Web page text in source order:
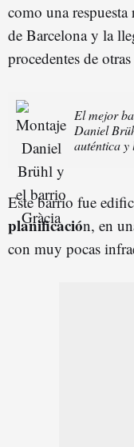
como una
de Barcelona y la
procedentes de
El mejor
Daniel
auténtica y
Este barrio fue
planificación, en
con muy pocas